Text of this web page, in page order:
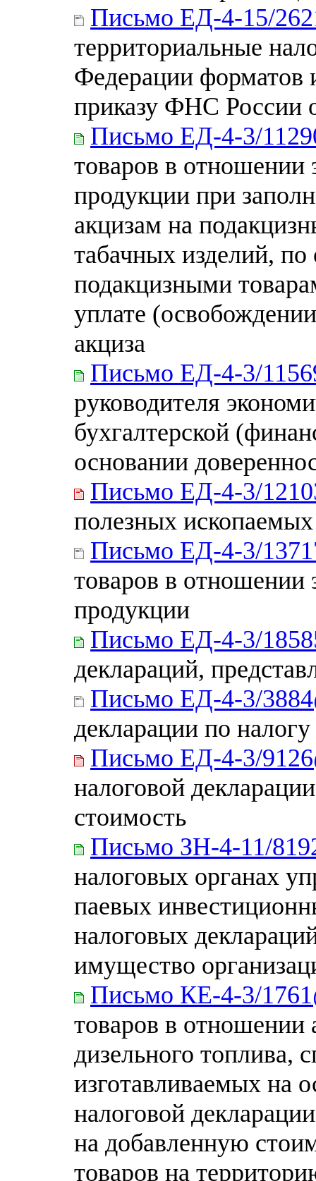
Письмо ЕД-4-15/
территориальные
Федерации форматов
приказу ФНС России
Письмо ЕД-4-3/
товаров в отношении
продукции при
акцизам на
табачных изделий,
подакцизными
уплате
акциза
Письмо ЕД-4-3/
руководителя
бухгалтерской
основании
Письмо ЕД-4-3/
полезных ископаемых
Письмо ЕД-4-3/
товаров в отношении
продукции
Письмо ЕД-4-3/
деклараций,
Письмо ЕД-4-3/
декларации по
Письмо ЕД-4-3/
налоговой
стоимость
Письмо ЗН-4-11/
налоговых органах
паевых
налоговых
имущество
Письмо КЕ-4-3/
товаров в отношении
дизельного топлива,
изготавливаемых на
налоговой
на добавленную
товаров на